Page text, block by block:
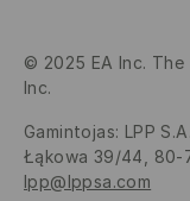
© 2025 EA Inc.
Inc.
Gamintojas: LPP S.A.
Łąkowa 39/44, 80-
lpp@lppsa.com